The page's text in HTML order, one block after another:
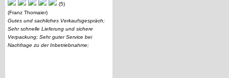
(5)
(Franz Thomaier)
Gutes und sachliches Verkaufsgespräch;
Sehr schnelle Lieferung und sichere
Verpackung; Sehr guter Service bei
Nachfrage zu der Inbetriebnahme;